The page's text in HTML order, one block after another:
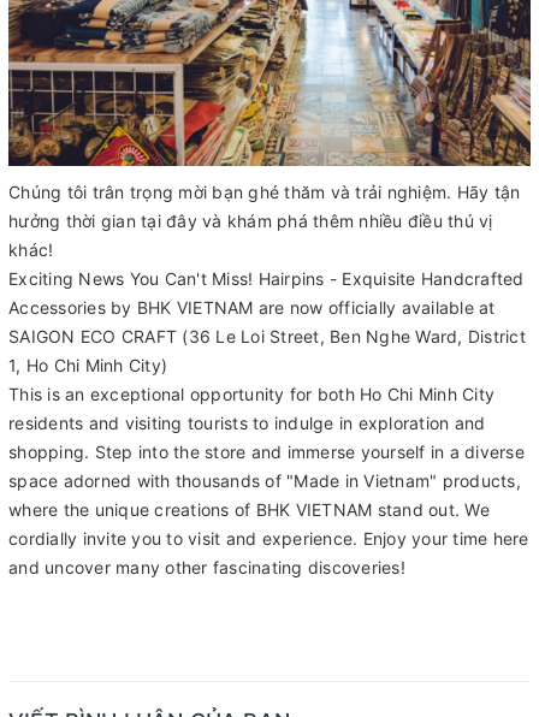
Chúng tôi trân trọng mời bạn ghé thăm và trải nghiệm. Hãy tận
hưởng thời gian tại đây và khám phá thêm nhiều điều thú vị
khác!
Exciting News You Can't Miss! Hairpins - Exquisite Handcrafted
Accessories by BHK VIETNAM are now officially available at
SAIGON ECO CRAFT (36 Le Loi Street, Ben Nghe Ward, District
1, Ho Chi Minh City)
This is an exceptional opportunity for both Ho Chi Minh City
residents and visiting tourists to indulge in exploration and
shopping. Step into the store and immerse yourself in a diverse
space adorned with thousands of "Made in Vietnam" products,
where the unique creations of BHK VIETNAM stand out. We
cordially invite you to visit and experience. Enjoy your time here
and uncover many other fascinating discoveries!